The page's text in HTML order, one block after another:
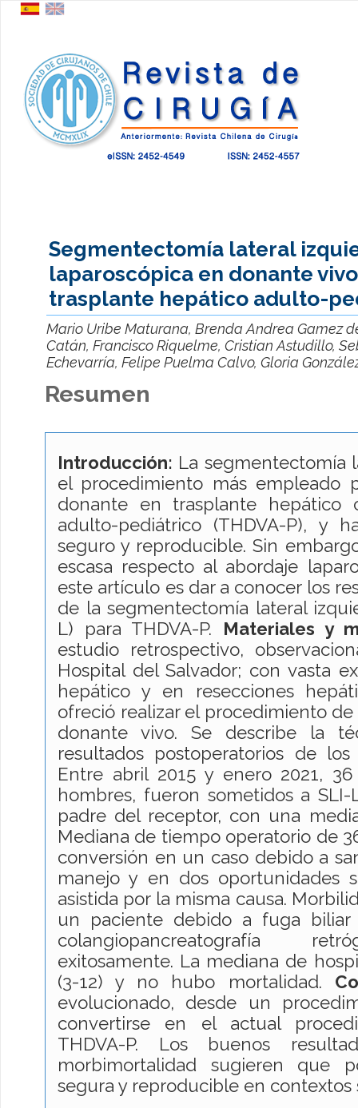
Segmentectomía lateral
laparoscópica en donante
trasplante hepático adulto-
Mario Uribe Maturana, Brenda Andrea Gamez
Catán, Francisco Riquelme, Cristian Astudillo,
Echevarría, Felipe Puelma Calvo, Gloria
Resumen
Introducción: La segmentectomía
el procedimiento más empleado
donante en trasplante hepático
adulto-pediátrico (THDVA-P), y
seguro y reproducible. Sin
escasa respecto al abordaje
este artículo es dar a conocer los
de la segmentectomía lateral
L) para THDVA-P. Materiales y
estudio retrospectivo,
Hospital del Salvador; con vasta
hepático y en resecciones
ofreció realizar el procedimiento
donante vivo. Se describe la
resultados postoperatorios de
Entre abril 2015 y enero 2021,
hombres, fueron sometidos a
padre del receptor, con una
Mediana de tiempo operatorio de
conversión en un caso debido a
manejo y en dos oportunidades
asistida por la misma causa.
un paciente debido a fuga biliar
colangiopancreatografía
exitosamente. La mediana de
(3-12) y no hubo mortalidad.
evolucionado, desde un
convertirse en el actual
THDVA-P. Los buenos
morbimortalidad sugieren que
segura y reproducible en contextos